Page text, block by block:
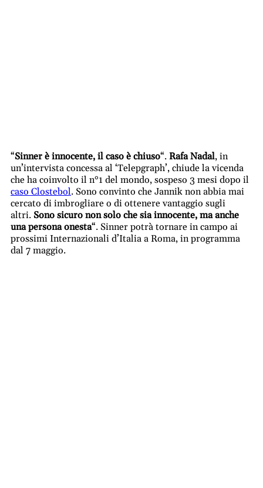
“Sinner è innocente, il caso è chiuso“. Rafa Nadal, in
un’intervista concessa al ‘Telepgraph’, chiude la vicenda
che ha coinvolto il n°1 del mondo, sospeso 3 mesi dopo il
caso Clostebol. Sono convinto che Jannik non abbia mai
cercato di imbrogliare o di ottenere vantaggio sugli
altri. Sono sicuro non solo che sia innocente, ma anche
una persona onesta“. Sinner potrà tornare in campo ai
prossimi Internazionali d’Italia a Roma, in programma
dal 7 maggio.